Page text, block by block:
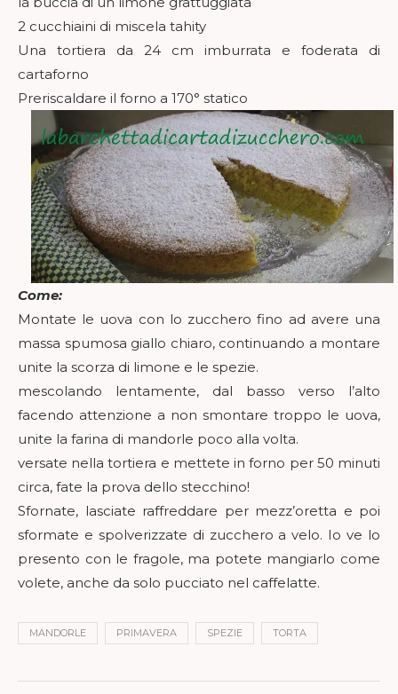
2 cucchiaini di miscela tahity
Una tortiera da 24 cm imburrata e foderata di
cartaforno
Preriscaldare il forno a 170° statico
Come:
Montate le uova con lo zucchero fino ad avere una
massa spumosa giallo chiaro, continuando a montare
unite la scorza di limone e le spezie.
mescolando lentamente, dal basso verso l’alto
facendo attenzione a non smontare troppo le uova,
unite la farina di mandorle poco alla volta.
versate nella tortiera e mettete in forno per 50 minuti
circa, fate la prova dello stecchino!
Sfornate, lasciate raffreddare per mezz’oretta e poi
sformate e spolverizzate di zucchero a velo. Io ve lo
presento con le fragole, ma potete mangiarlo come
volete, anche da solo pucciato nel caffelatte.
MANDORLE PRIMAVERA SPEZIE TORTA